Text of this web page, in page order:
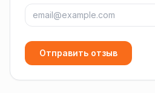
Отправить отзыв